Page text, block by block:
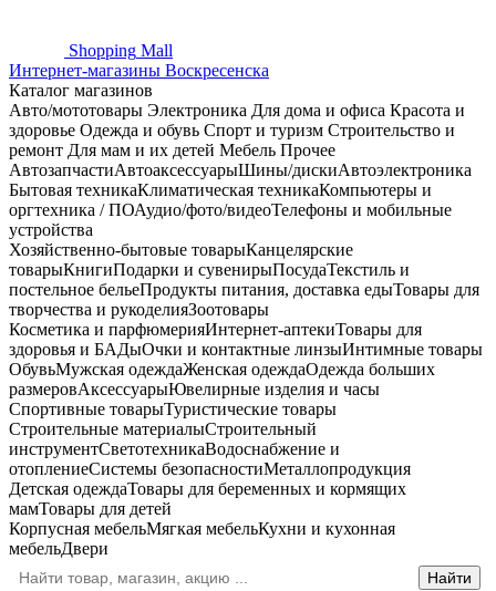
Shopping Mall
Интернет-магазины Воскресенска
Каталог магазинов
Авто/мототовары Электроника Для дома и офиса Красота и
здоровье Одежда и обувь Спорт и туризм Строительство и
ремонт Для мам и их детей Мебель Прочее
АвтозапчастиАвтоаксессуарыШины/дискиАвтоэлектроника
Бытовая техникаКлиматическая техникаКомпьютеры и
оргтехника / ПОАудио/фото/видеоТелефоны и мобильные
устройства
Хозяйственно-бытовые товарыКанцелярские
товарыКнигиПодарки и сувенирыПосудаТекстиль и
постельное бельеПродукты питания, доставка едыТовары для
творчества и рукоделияЗоотовары
Косметика и парфюмерияИнтернет-аптекиТовары для
здоровья и БАДыОчки и контактные линзыИнтимные товары
ОбувьМужская одеждаЖенская одеждаОдежда больших
размеровАксессуарыЮвелирные изделия и часы
Спортивные товарыТуристические товары
Строительные материалыСтроительный
инструментСветотехникаВодоснабжение и
отоплениеСистемы безопасностиМеталлопродукция
Детская одеждаТовары для беременных и кормящих
мамТовары для детей
Корпусная мебельМягкая мебельКухни и кухонная
мебельДвери